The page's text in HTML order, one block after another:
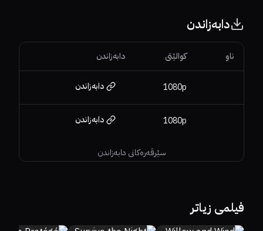
دابەزاندن
سێرڤەرەکانی دابەزاندن
ناو کوالێتی دابەزاندن
1080p دابەزاندن
1080p دابەزاندن
فیلمی زیاتر